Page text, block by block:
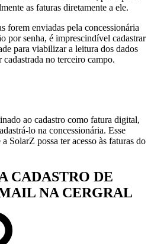
as faturas diretamente a ele.
forem enviadas pela concessionária
por senha, é imprescindível cadastrar
para viabilizar a leitura dos dados
cadastrada no terceiro campo.
ao cadastro como fatura digital,
lo na concessionária. Esse
SolarZ possa ter acesso às faturas do
CADASTRO DE
NA CERGRAL